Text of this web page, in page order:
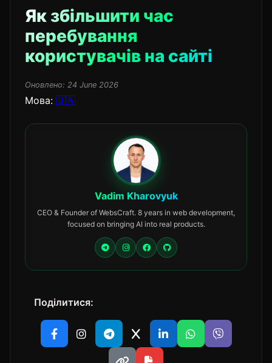
Як збільшити час
перебування
користувачів на сайті
Оновлено: 24 June 2026
Мова: 🇺🇦
Vadim Kharovyuk
CEO & Founder of WebsCraft. 8 years in web development,
focused on bringing AI into real products.
Поділитися: